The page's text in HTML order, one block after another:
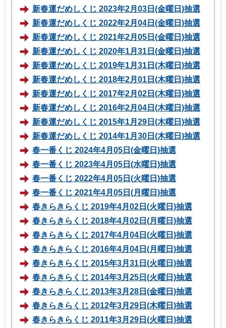
新春運だめしくじ 2023年2月03日(金曜日)抽選
新春運だめしくじ 2022年2月04日(金曜日)抽選
新春運だめしくじ 2021年2月05日(金曜日)抽選
新春運だめしくじ 2020年1月31日(金曜日)抽選
新春運だめしくじ 2019年1月31日(木曜日)抽選
新春運だめしくじ 2018年2月01日(木曜日)抽選
新春運だめしくじ 2017年2月02日(木曜日)抽選
新春運だめしくじ 2016年2月04日(木曜日)抽選
新春運だめしくじ 2015年1月29日(木曜日)抽選
新春運だめしくじ 2014年1月30日(木曜日)抽選
春一番くじ 2024年4月05日(金曜日)抽選
春一番くじ 2023年4月05日(水曜日)抽選
春一番くじ 2022年4月05日(火曜日)抽選
春一番くじ 2021年4月05日(月曜日)抽選
春きらきらくじ 2019年4月02日(火曜日)抽選
春きらきらくじ 2018年4月02日(月曜日)抽選
春きらきらくじ 2017年4月04日(火曜日)抽選
春きらきらくじ 2016年4月04日(月曜日)抽選
春きらきらくじ 2015年3月31日(火曜日)抽選
春きらきらくじ 2014年3月25日(火曜日)抽選
春きらきらくじ 2013年3月28日(金曜日)抽選
春きらきらくじ 2012年3月29日(木曜日)抽選
春きらきらくじ 2011年3月29日(火曜日)抽選